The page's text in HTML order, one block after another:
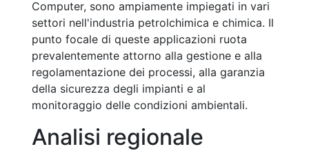
Computer, sono ampiamente impiegati in vari
settori nell'industria petrolchimica e chimica. Il
punto focale di queste applicazioni ruota
prevalentemente attorno alla gestione e alla
regolamentazione dei processi, alla garanzia
della sicurezza degli impianti e al
monitoraggio delle condizioni ambientali.
Analisi regionale